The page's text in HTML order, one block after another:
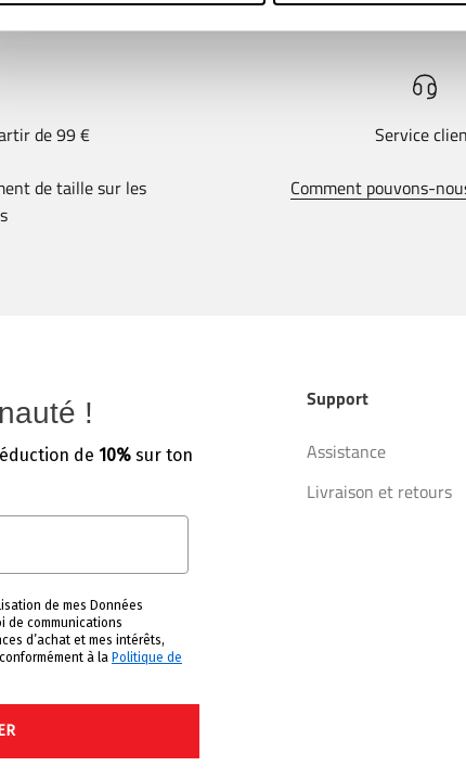
de 99 €
de taille sur les
Service
Comment pouvons-
!
de 10% sur ton
de mes Données
de communications
d’achat et mes intérêts,
à la Politique de
Support
Assistance
Livraison et retours